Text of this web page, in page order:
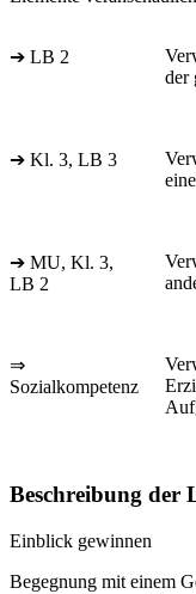
➔ LB 2
der
➔ Kl. 3, LB 3
➔ MU, Kl. 3,
LB 2
⇒
Sozialkompetenz
Beschreibung der
Einblick gewinnen
Begegnung mit einem